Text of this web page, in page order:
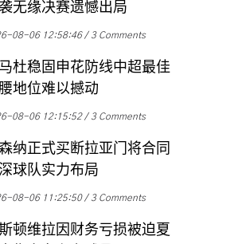
无缘决赛遗憾出局
08-06 12:58:46 3 Comments
杜稳固申花防线中超最佳
地位难以撼动
08-06 12:15:52 3 Comments
纳正式买断拉亚门将合同
球队实力布局
08-06 11:25:50 3 Comments
顿维拉因财务亏损被迫夏